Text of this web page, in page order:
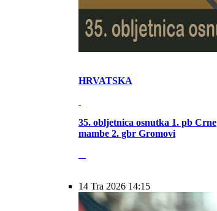
HRVATSKA
35. obljetnica osnutka 1. pb Crne
mambe 2. gbr Gromovi
14 Tra 2026 14:15